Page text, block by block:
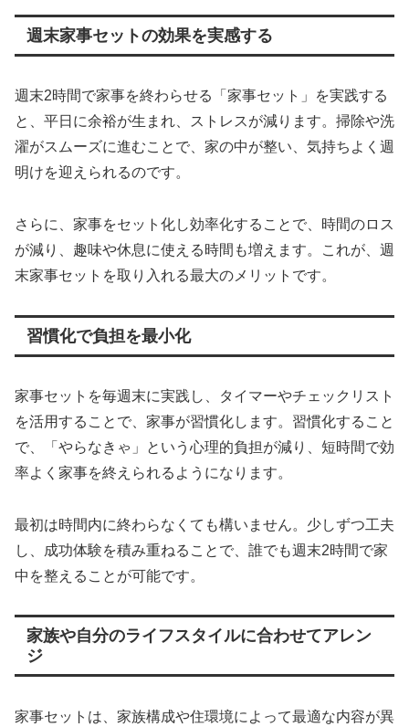
週末家事セットの効果を実感する
週末2時間で家事を終わらせる「家事セット」を実践する
と、平日に余裕が生まれ、ストレスが減ります。掃除や洗
濯がスムーズに進むことで、家の中が整い、気持ちよく週
明けを迎えられるのです。
さらに、家事をセット化し効率化することで、時間のロス
が減り、趣味や休息に使える時間も増えます。これが、週
末家事セットを取り入れる最大のメリットです。
習慣化で負担を最小化
家事セットを毎週末に実践し、タイマーやチェックリスト
を活用することで、家事が習慣化します。習慣化すること
で、「やらなきゃ」という心理的負担が減り、短時間で効
率よく家事を終えられるようになります。
最初は時間内に終わらなくても構いません。少しずつ工夫
し、成功体験を積み重ねることで、誰でも週末2時間で家
中を整えることが可能です。
家族や自分のライフスタイルに合わせてアレン
ジ
家事セットは、家族構成や住環境によって最適な内容が異